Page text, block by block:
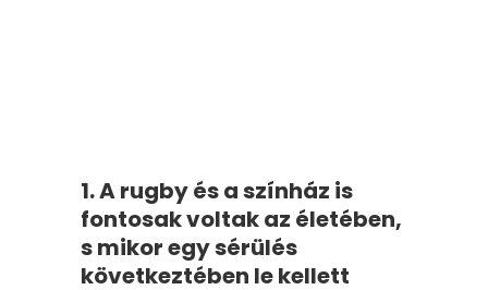
1. A rugby és a színház is
fontosak voltak az életében,
s mikor egy sérülés
következtében le kellett